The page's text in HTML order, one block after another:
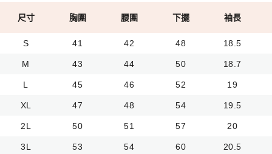
尺寸 胸圍 腰圍 下擺 袖長
S 41 42 48 18.5
M 43 44 50 18.7
L 45 46 52 19
XL 47 48 54 19.5
2L 50 51 57 20
3L 53 54 60 20.5